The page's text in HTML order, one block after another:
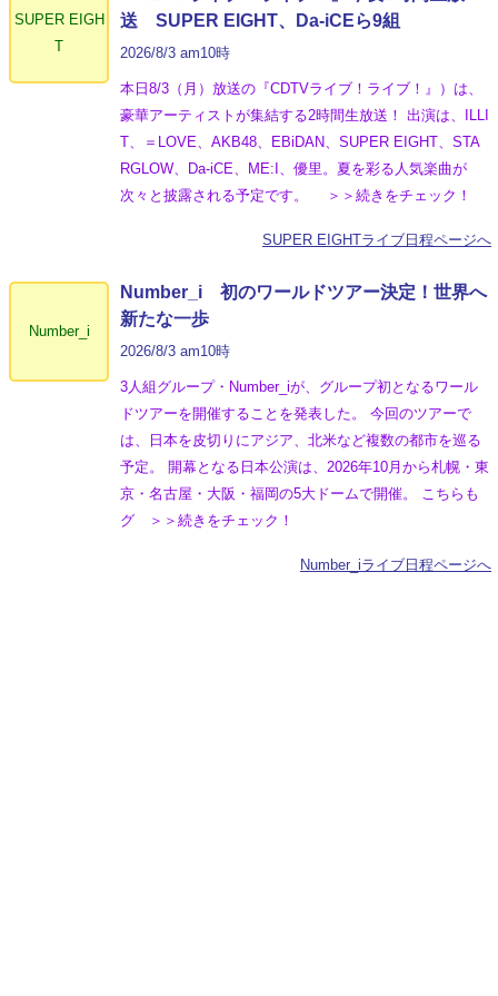
SUPER EIGH
T
送 SUPER EIGHT、Da-iCEら9組
2026/8/3 am10時
本日8/3（月）放送の『CDTVライブ！ライブ！』）は、
豪華アーティストが集結する2時間生放送！ 出演は、ILLI
T、＝LOVE、AKB48、EBiDAN、SUPER EIGHT、STA
RGLOW、Da-iCE、ME:I、優里。夏を彩る人気楽曲が
次々と披露される予定です。 ＞＞続きをチェック！
SUPER EIGHTライブ日程ページへ
Number_i
Number_i 初のワールドツアー決定！世界へ
新たな一歩
2026/8/3 am10時
3人組グループ・Number_iが、グループ初となるワール
ドツアーを開催することを発表した。 今回のツアーで
は、日本を皮切りにアジア、北米など複数の都市を巡る
予定。 開幕となる日本公演は、2026年10月から札幌・東
京・名古屋・大阪・福岡の5大ドームで開催。 こちらも
グ ＞＞続きをチェック！
Number_iライブ日程ページへ